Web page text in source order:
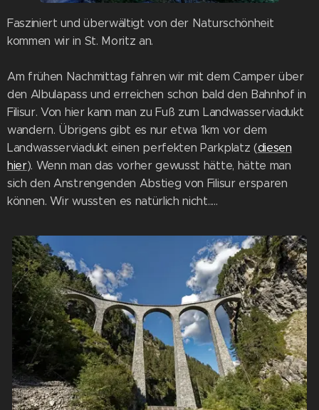
Fasziniert und überwältigt von der Naturschönheit
kommen wir in St. Moritz an.
Am frühen Nachmittag fahren wir mit dem Camper über
den Albulapass und erreichen schon bald den Bahnhof in
Filisur. Von hier kann man zu Fuß zum Landwasserviadukt
wandern. Übrigens gibt es nur etwa 1km vor dem
Landwasserviadukt einen perfekten Parkplatz (diesen
hier). Wenn man das vorher gewusst hätte, hätte man
sich den Anstrengenden Abstieg von Filisur ersparen
können. Wir wussten es natürlich nicht.....